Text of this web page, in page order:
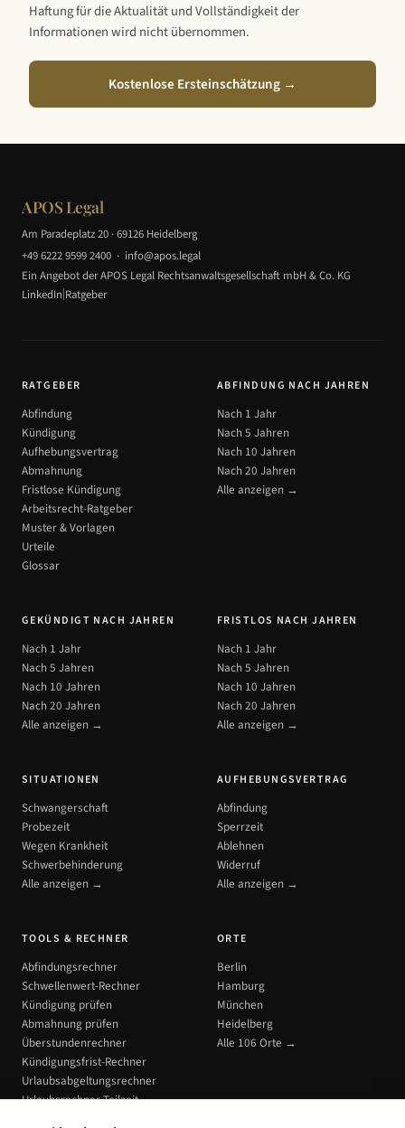
Haftung für die Aktualität und Vollständigkeit der
Informationen wird nicht übernommen.
Kostenlose Ersteinschätzung →
APOS Legal
Am Paradeplatz 20 · 69126 Heidelberg
+49 6222 9599 2400 · info@apos.legal
Ein Angebot der APOS Legal Rechtsanwaltsgesellschaft mbH & Co. KG
LinkedIn|Ratgeber
RATGEBER
Abfindung
Kündigung
Aufhebungsvertrag
Abmahnung
Fristlose Kündigung
Arbeitsrecht-Ratgeber
Muster & Vorlagen
Urteile
Glossar
ABFINDUNG NACH JAHREN
Nach 1 Jahr
Nach 5 Jahren
Nach 10 Jahren
Nach 20 Jahren
Alle anzeigen →
GEKÜNDIGT NACH JAHREN
Nach 1 Jahr
Nach 5 Jahren
Nach 10 Jahren
Nach 20 Jahren
Alle anzeigen →
FRISTLOS NACH JAHREN
Nach 1 Jahr
Nach 5 Jahren
Nach 10 Jahren
Nach 20 Jahren
Alle anzeigen →
SITUATIONEN
Schwangerschaft
Probezeit
Wegen Krankheit
Schwerbehinderung
Alle anzeigen →
AUFHEBUNGSVERTRAG
Abfindung
Sperrzeit
Ablehnen
Widerruf
Alle anzeigen →
TOOLS & RECHNER
Abfindungsrechner
Schwellenwert-Rechner
Kündigung prüfen
Abmahnung prüfen
Überstundenrechner
Kündigungsfrist-Rechner
Urlaubsabgeltungsrechner
Urlaubsrechner Teilzeit
ORTE
Berlin
Hamburg
München
Heidelberg
Alle 106 Orte →